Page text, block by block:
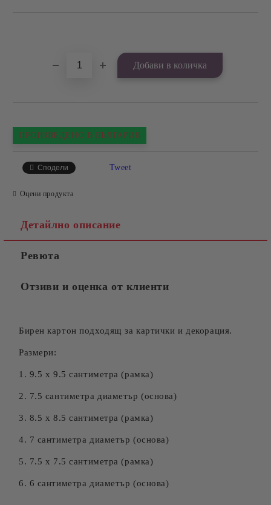
ПРОИЗВЕДЕНО В БЪЛГАРИЯ
Сподели Tweet
Оцени продукта
Детайлно описание
Ревюта
Отзиви и оценка от клиенти
Бирен картон подходящ за картички и декорация.
Размери:
1. 9.5 х 9.5 сантиметра (рамка)
2. 7.5 сантиметра диаметър (основа)
3. 8.5 х 8.5 сантиметра (рамка)
4. 7 сантиметра диаметър (основа)
5. 7.5 х 7.5 сантиметра (рамка)
6. 6 сантиметра диаметър (основа)